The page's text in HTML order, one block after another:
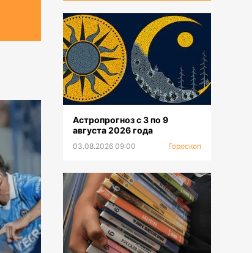
Астропрогноз с 3 по 9
августа 2026 года
03.08.2026 09:00 Гороскоп